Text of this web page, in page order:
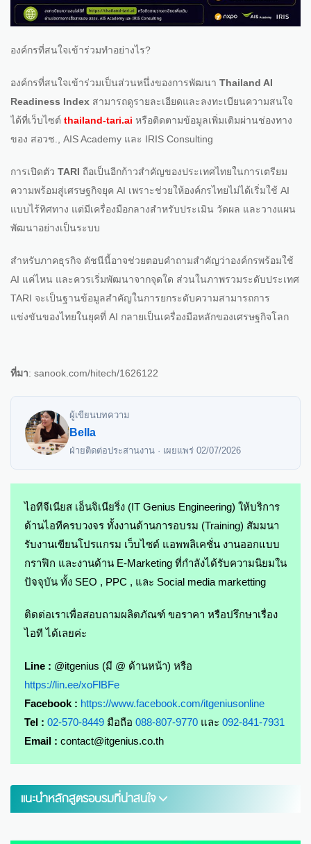
องค์กรที่สนใจเข้าร่วมทำอย่างไร?
องค์กรที่สนใจเข้าร่วมเป็นส่วนหนึ่งของการพัฒนา Thailand AI
Readiness Index สามารถดูรายละเอียดและลงทะเบียนความสนใจ
ได้ที่เว็บไซต์ thailand-tari.ai หรือติดตามข้อมูลเพิ่มเติมผ่านช่องทาง
ของ สอวช., AIS Academy และ IRIS Consulting
การเปิดตัว TARI ถือเป็นอีกก้าวสำคัญของประเทศไทยในการเตรียม
ความพร้อมสู่เศรษฐกิจยุค AI เพราะช่วยให้องค์กรไทยไม่ได้เริ่มใช้ AI
แบบไร้ทิศทาง แต่มีเครื่องมือกลางสำหรับประเมิน วัดผล และวางแผน
พัฒนาอย่างเป็นระบบ
สำหรับภาคธุรกิจ ดัชนีนี้อาจช่วยตอบคำถามสำคัญว่าองค์กรพร้อมใช้
AI แค่ไหน และควรเริ่มพัฒนาจากจุดใด ส่วนในภาพรวมระดับประเทศ
TARI จะเป็นฐานข้อมูลสำคัญในการยกระดับความสามารถการ
แข่งขันของไทยในยุคที่ AI กลายเป็นเครื่องมือหลักของเศรษฐกิจโลก
ที่มา: sanook.com/hitech/1626122
ผู้เขียนบทความ
Bella
ฝ่ายติดต่อประสานงาน · เผยแพร่ 02/07/2026
ไอทีจีเนียส เอ็นจิเนียริ่ง (IT Genius Engineering) ให้บริการ
ด้านไอทีครบวงจร ทั้งงานด้านการอบรม (Training) สัมมนา
รับงานเขียนโปรแกรม เว็บไซต์ แอพพลิเคชั่น งานออกแบบ
กราฟิก และงานด้าน E-Marketing ที่กำลังได้รับความนิยมใน
ปัจจุบัน ทั้ง SEO , PPC , และ Social media marketting
ติดต่อเราเพื่อสอบถามผลิตภัณฑ์ ขอราคา หรือปรึกษาเรื่อง
ไอที ได้เลยค่ะ
Line : @itgenius (มี @ ด้านหน้า) หรือ
https://lin.ee/xoFlBFe
Facebook : https://www.facebook.com/itgeniusonline
Tel : 02-570-8449 มือถือ 088-807-9770 และ 092-841-7931
Email : contact@itgenius.co.th
แนะนำหลักสูตรอบรมที่น่าสนใจ